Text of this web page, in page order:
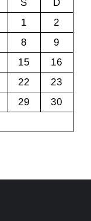
S
D
1
2
8
9
15
16
22
23
29
30